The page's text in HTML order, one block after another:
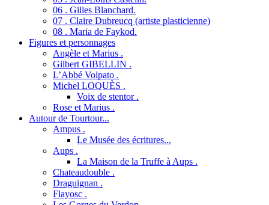
06 . Gilles Blanchard.
07 . Claire Dubreucq (artiste plasticienne)
08 . Maria de Faykod.
Figures et personnages
Angèle et Marius .
Gilbert GIBELLIN .
L’Abbé Volpato .
Michel LOQUÈS .
Voix de stentor .
Rose et Marius .
Autour de Tourtour...
Ampus .
Le Musée des écritures...
Aups .
La Maison de la Truffe à Aups .
Chateaudouble .
Draguignan .
Flayosc .